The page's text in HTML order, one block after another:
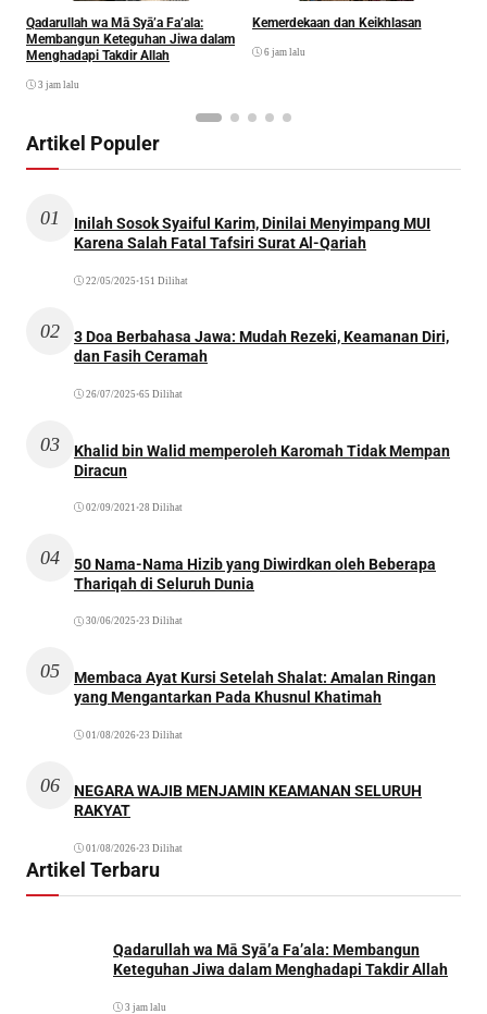
Qadarullah wa Mā Syā’a Fa’ala:
Membangun Keteguhan Jiwa dalam
Menghadapi Takdir Allah
3 jam lalu
Kemerdekaan dan Keikhlasan
6 jam lalu
Artikel Populer
01
Inilah Sosok Syaiful Karim, Dinilai Menyimpang MUI
Karena Salah Fatal Tafsiri Surat Al-Qariah
22/05/2025 •151 Dilihat
02
3 Doa Berbahasa Jawa: Mudah Rezeki, Keamanan Diri,
dan Fasih Ceramah
26/07/2025 •65 Dilihat
03
Khalid bin Walid memperoleh Karomah Tidak Mempan
Diracun
02/09/2021 •28 Dilihat
04
50 Nama-Nama Hizib yang Diwirdkan oleh Beberapa
Thariqah di Seluruh Dunia
30/06/2025 •23 Dilihat
05
Membaca Ayat Kursi Setelah Shalat: Amalan Ringan
yang Mengantarkan Pada Khusnul Khatimah
01/08/2026•23 Dilihat
06
NEGARA WAJIB MENJAMIN KEAMANAN SELURUH
RAKYAT
01/08/2026•23 Dilihat
Artikel Terbaru
Qadarullah wa Mā Syā’a Fa’ala: Membangun
Keteguhan Jiwa dalam Menghadapi Takdir Allah
3 jam lalu